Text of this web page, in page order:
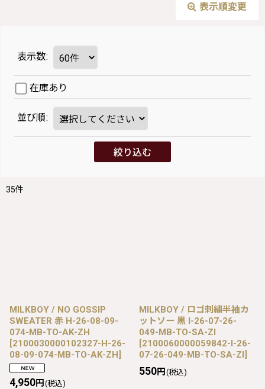
表示順変更
表示数:
在庫あり
並び順:
絞り込む
35件
MILKBOY / NO GOSSIP
SWEATER 赤 H-26-08-09-
074-MB-TO-AK-ZH
[2100030000102327-H-26-
08-09-074-MB-TO-AK-ZH]
4,950円 (税込)
MILKBOY / ロゴ刺繍半袖カ
ットソー 黒 I-26-07-26-
049-MB-TO-SA-ZI
[2100060000059842-I-26-
07-26-049-MB-TO-SA-ZI]
550円 (税込)